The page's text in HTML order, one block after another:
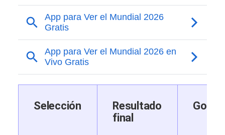
Selección
Resultado
final
Goles